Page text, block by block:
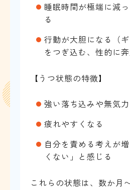
睡眠時間が極端に減
る
行動が大胆になる（
をつぎ込む、性的に奔
【うつ状態の特徴】
強い落ち込みや無気力
疲れやすくなる
自分を責める考えが
くない」と感じる
これらの状態は、数か月